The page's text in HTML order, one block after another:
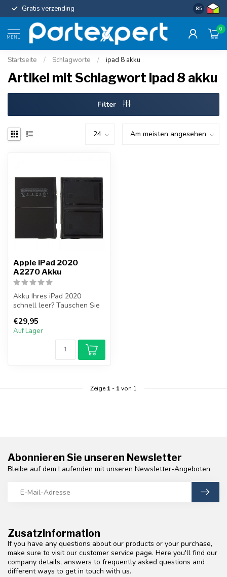
Gratis verzending Uniforme
8.5
MENU
0
Startseite / Schlagworte / ipad 8 akku
Artikel mit Schlagwort ipad 8 akku
Filter
Apple iPad 2020
A2270 Akku
Akku Ihres iPad 2020
schnell leer? Tauschen Sie
selbst ...
€29,95
Auf Lager
Zeige1- 1von 1
Zusatzinformation
If you have any questions about our products or your purchase,
make sure to visit our customer service page. Here you'll find our
company details, answers to frequently asked questions and
different ways to get in touch with us.
Abonnieren Sie unseren Newsletter
Bleibe auf dem Laufenden mit unseren Newsletter-Angeboten